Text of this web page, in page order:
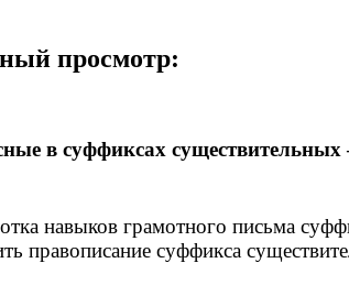
просмотр:
в суффиксах существительных
навыков грамотного письма
правописание суффикса